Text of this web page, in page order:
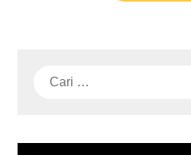
Cari